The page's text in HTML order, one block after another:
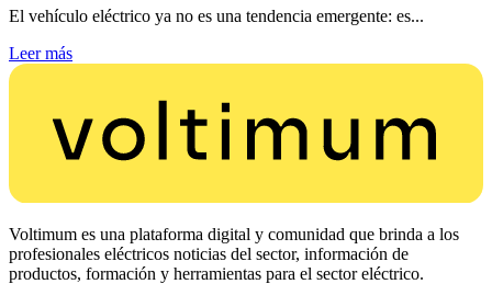
El vehículo eléctrico ya no es una tendencia emergente: es...
Leer más
Voltimum es una plataforma digital y comunidad que brinda a los
profesionales eléctricos noticias del sector, información de
productos, formación y herramientas para el sector eléctrico.